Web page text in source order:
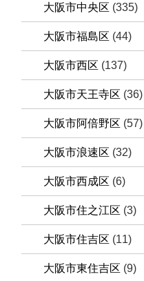
大阪市中央区 (335)
大阪市福島区 (44)
大阪市西区 (137)
大阪市天王寺区 (36)
大阪市阿倍野区 (57)
大阪市浪速区 (32)
大阪市西成区 (6)
大阪市住之江区 (3)
大阪市住吉区 (11)
大阪市東住吉区 (9)